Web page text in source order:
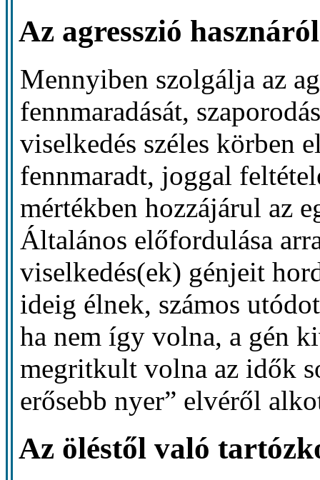
Az agresszió hasznáról
Mennyiben szolgálja az
fennmaradását,
viselkedés széles körben
fennmaradt, joggal
mértékben hozzájárul az
Általános előfordulása
viselkedés(ek) génjeit
ideig élnek, számos
ha nem így volna, a gén
megritkult volna az idők
erősebb nyer” elvéről
Az öléstől való